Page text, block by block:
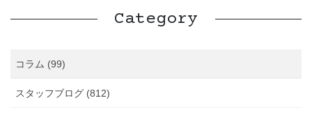
り
Category
コラム (99)
スタッフブログ (812)